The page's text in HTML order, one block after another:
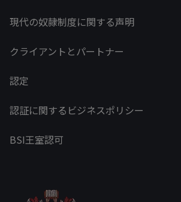
現代の奴隷制度に関する声明
クライアントとパートナー
認定
認証に関するビジネスポリシー
BSI王室認可